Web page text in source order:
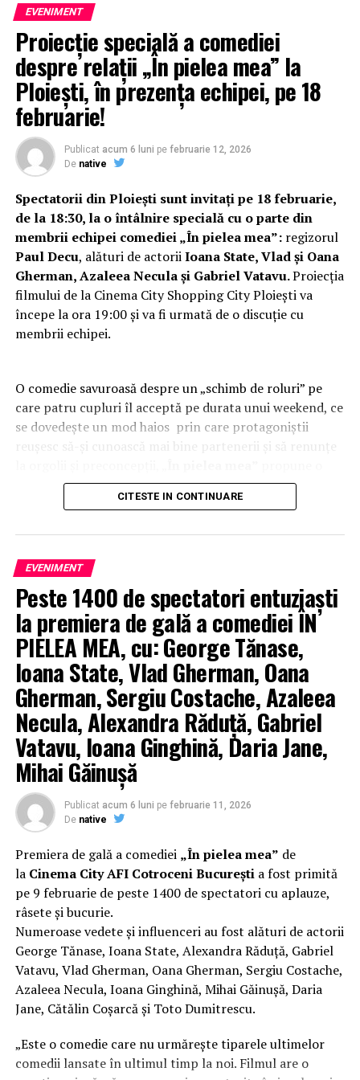
EVENIMENT
Proiecție specială a comediei
despre relații „În pielea mea” la
Ploiești, în prezența echipei, pe 18
februarie!
Publicat acum 6 luni pe februarie 12, 2026
De native
Spectatorii din Ploiești sunt invitați pe 18 februarie,
de la 18:30, la o întâlnire specială cu o parte din
membrii echipei comediei „În pielea mea”: regizorul
Paul Decu, alături de actoriiIoana State, Vlad și Oana
Gherman, Azaleea Necula și Gabriel Vatavu.Proiecția
filmului de la Cinema City Shopping City Ploiești va
începe la ora 19:00 și va fi urmată de o discuție cu
membrii echipei.
O comedie savuroasă despre un „schimb de roluri” pe
care patru cupluri îl acceptă pe durata unui weekend, ce
se dovedește un mod haios prin care protagoniștii
reușesc să-și cunoască mai bine partenerii și să renunțe
experiență de cinema relaxantă și amuzantă.
Mai multe detalii:inpieleamea.ro
Reprezentativă pentru modul în care majoritatea
tinerilor se raportează la relațiile de cuplu, comedia „În
pielea mea” îi reunește în distribuție pe Ioana State,
George Tănase, Sergiu Costache, Oana Gherman,
Vlad Gherman, Azaleea Necula, Alexandra Răduță,
Gabriel Vatavu, alături de Ioana Ginghină, Mihai
Găinușă, Daria Janeși alții.
Regizorul și scenaristul Paul Decu, absolvent al
Facultății de Teatru UNATC „I.L.Caragiale” și al
masteratului în regie de film de la MetFilm School
Londra, a colaborat la realizarea primului său
lungmetraj cu o echipă de profesioniști din care fac
parteAdrian Pădurețu (imagine), Bogdan Ivanovici
(costume).
Mai multe detalii, imagini de la filmări, fragmente din
film și declarații din partea actorilor sunt disponibile pe
paginile social media ale filmului deFacebook,
Instagram,TikTok.
„În Pielea Mea”este un film produs de: CB MOTION
PICTURES.
Producător asociat: MAGNETIC MEDIA PRODUCTIONS;
Producător executiv: Adela Mara.
CITESTE IN CONTINUARE
EVENIMENT
Peste 1400 de spectatori entuziaști
la premiera de gală a comediei ÎN
PIELEA MEA, cu: George Tănase,
Ioana State, Vlad Gherman, Oana
Gherman, Sergiu Costache, Azaleea
Necula, Alexandra Răduță, Gabriel
Vatavu, Ioana Ginghină, Daria Jane,
Mihai Găinușă
Publicat acum 6 luni pe februarie 11, 2026
De native
Premiera de gală a comediei „În pielea mea” de
la Cinema City AFI Cotroceni Bucureștia fost primită
pe 9 februarie de peste 1400 de spectatori cu aplauze,
râsete și bucurie.
Numeroase vedete și influenceri au fost alături de actorii
George Tănase, Ioana State, Alexandra Răduță, Gabriel
Vatavu, Vlad Gherman, Oana Gherman, Sergiu Costache,
Azaleea Necula, Ioana Ginghină, Mihai Găinușă, Daria
Jane, Cătălin Coșarcă și Toto Dumitrescu.
„Este o comedie care nu urmărește tiparele ultimelor
comedii lansate în ultimul timp la noi. Filmul are o